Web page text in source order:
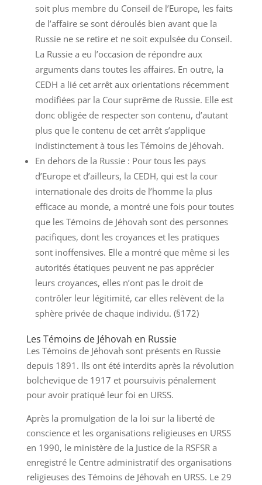
soit plus membre du Conseil de l’Europe, les faits
de l’affaire se sont déroulés bien avant que la
Russie ne se retire et ne soit expulsée du Conseil.
La Russie a eu l’occasion de répondre aux
arguments dans toutes les affaires. En outre, la
CEDH a lié cet arrêt aux orientations récemment
modifiées par la Cour suprême de Russie. Elle est
donc obligée de respecter son contenu, d’autant
plus que le contenu de cet arrêt s’applique
indistinctement à tous les Témoins de Jéhovah.
En dehors de la Russie : Pour tous les pays
d’Europe et d’ailleurs, la CEDH, qui est la cour
internationale des droits de l’homme la plus
efficace au monde, a montré une fois pour toutes
que les Témoins de Jéhovah sont des personnes
pacifiques, dont les croyances et les pratiques
sont inoffensives. Elle a montré que même si les
autorités étatiques peuvent ne pas apprécier
leurs croyances, elles n’ont pas le droit de
contrôler leur légitimité, car elles relèvent de la
sphère privée de chaque individu. (§172)
Les Témoins de Jéhovah en Russie
Les Témoins de Jéhovah sont présents en Russie
depuis 1891. Ils ont été interdits après la révolution
bolchevique de 1917 et poursuivis pénalement
pour avoir pratiqué leur foi en URSS.
Après la promulgation de la loi sur la liberté de
conscience et les organisations religieuses en URSS
en 1990, le ministère de la Justice de la RSFSR a
enregistré le Centre administratif des organisations
religieuses des Témoins de Jéhovah en URSS. Le 29